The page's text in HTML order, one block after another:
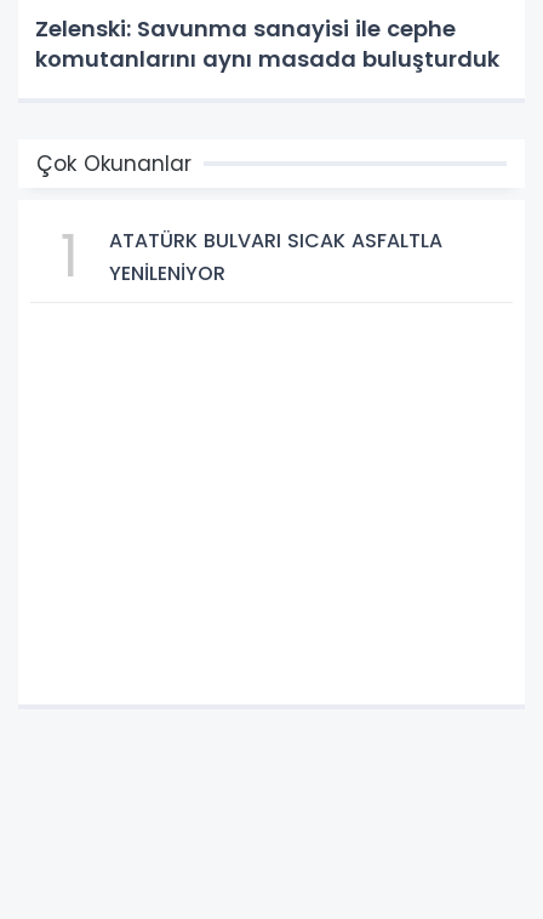
Zelenski: Savunma sanayisi ile cephe
komutanlarını aynı masada buluşturduk
Çok Okunanlar
1
ATATÜRK BULVARI SICAK ASFALTLA
YENİLENİYOR